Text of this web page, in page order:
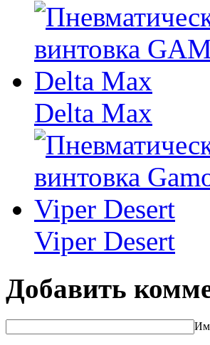
Delta Max
Viper Desert
Добавить